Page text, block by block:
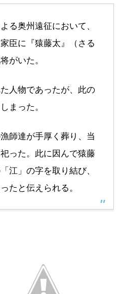
る奥州遠征において、
臣に『猿藤太』（さる
がいた。
人物であったが、此の
まった。
師達が手厚く葬り、当
った。此に因んで猿藤
江」の字を取り結び、
たと伝えられる。